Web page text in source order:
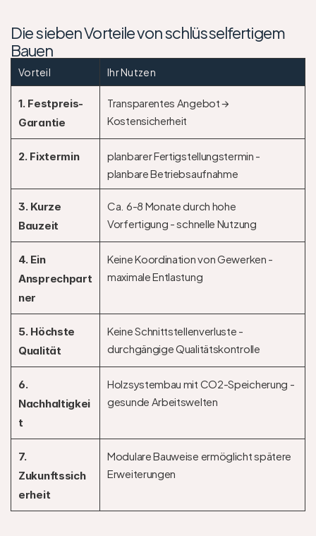
Die sieben Vorteile von schlüsselfertigem
Bauen
Vorteil Ihr Nutzen
1. Festpreis-
Garantie
Transparentes Angebot →
Kostensicherheit
2. Fixtermin
planbarer Fertigstellungstermin -
planbare Betriebsaufnahme
3. Kurze
Bauzeit
Ca. 6-8 Monate durch hohe
Vorfertigung - schnelle Nutzung
4. Ein
Ansprechpart
ner
Keine Koordination von Gewerken -
maximale Entlastung
5. Höchste
Qualität
Keine Schnittstellenverluste -
durchgängige Qualitätskontrolle
6.
Nachhaltigkei
t
Holzsystembau mit CO2-Speicherung -
gesunde Arbeitswelten
7.
Zukunftssich
erheit
Modulare Bauweise ermöglicht spätere
Erweiterungen